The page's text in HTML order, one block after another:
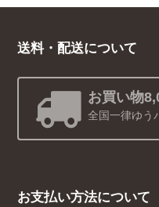
送料・配送について
お買い物
全国一律ゆう
お支払い方法について